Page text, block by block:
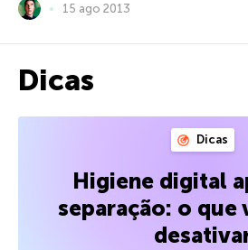
15 ago 2013
Dicas
Dicas
Higiene digital
separação: o que